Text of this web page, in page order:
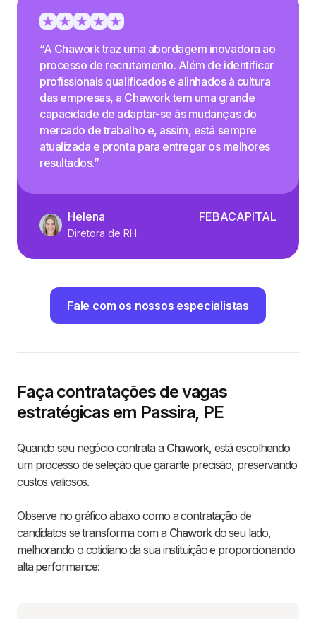
“A Chawork traz uma abordagem inovadora ao
processo de recrutamento. Além de identificar
profissionais qualificados e alinhados à cultura
das empresas, a Chawork tem uma grande
capacidade de adaptar-se às mudanças do
mercado de trabalho e, assim, está sempre
atualizada e pronta para entregar os melhores
resultados.”
Helena
Diretora de RH
FEBACAPITAL
Fale com os nossos especialistas
Faça contratações de vagas
estratégicas em Passira, PE
Quando seu negócio contrata a Chawork, está escolhendo
um processo de seleção que garante precisão, preservando
custos valiosos.
Observe no gráfico abaixo como a contratação de
candidatos se transforma com a Chaworkdo seu lado,
melhorando o cotidiano da sua instituição e proporcionando
alta performance: